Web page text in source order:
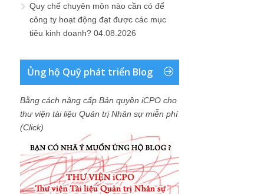
Quy chế chuyên môn nào cần có để
công ty hoạt động đạt được các mục
tiêu kinh doanh? 04.08.2026
Ủng hộ Quỹ phát triển Blog
Bằng cách nâng cấp Bản quyền iCPO cho
thư viện tài liệu Quản trị Nhân sự miễn phí
(Click)